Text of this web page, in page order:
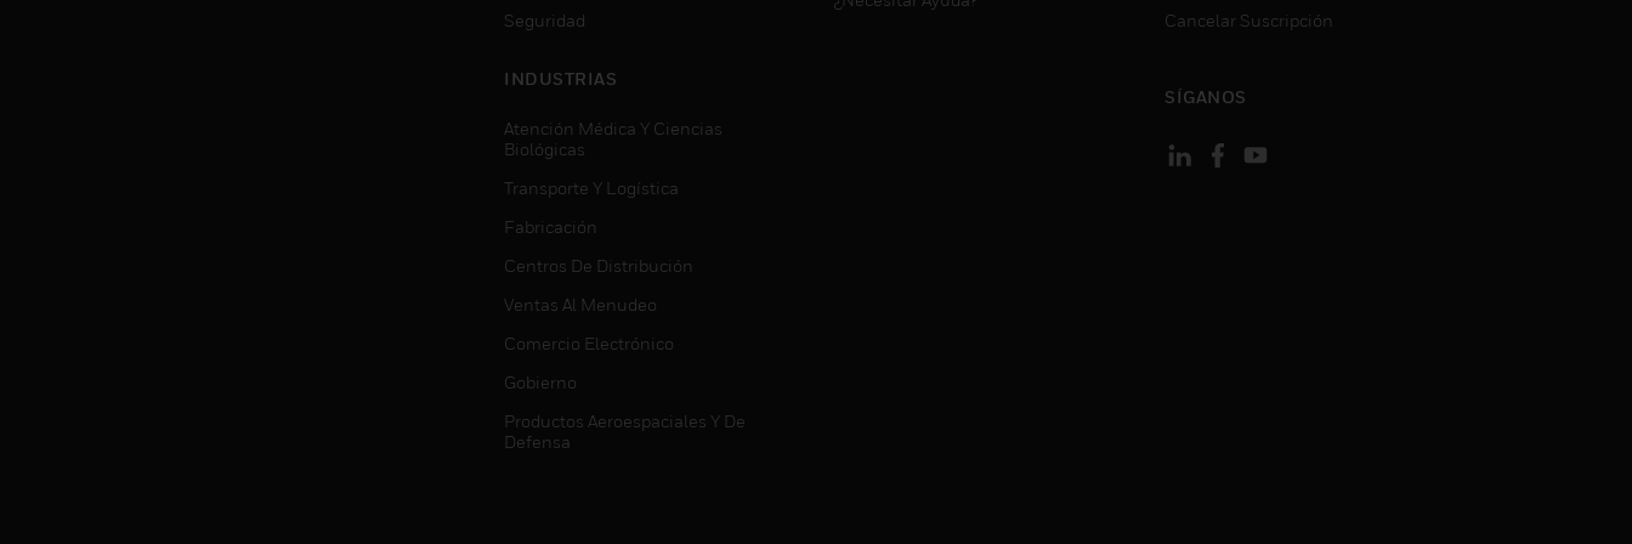
Seguridad
INDUSTRIAS
Atención Médica Y Ciencias
Biológicas
Transporte Y Logística
Fabricación
Centros De Distribución
Ventas Al Menudeo
Comercio Electrónico
Gobierno
Productos Aeroespaciales Y De
Defensa
Cancelar Suscripción
SÍGANOS